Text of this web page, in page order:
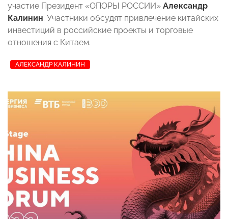
участие Президент «ОПОРЫ РОССИИ» Александр
Калинин. Участники обсудят привлечение китайских
инвестиций в российские проекты и торговые
отношения с Китаем.
АЛЕКСАНДР КАЛИНИН